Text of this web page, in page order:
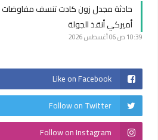
حادثة مجدل زون كادت تنسف مفاوضات
أميركي أنقذ الجولة
10:39 ص 06 أغسطس 2026
Like on Facebook
Follow on Twitter
Follow on Instagram